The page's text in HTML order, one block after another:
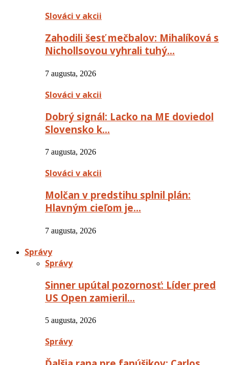
Slováci v akcii
Zahodili šesť mečbalov: Mihalíková s
Nichollsovou vyhrali tuhý…
7 augusta, 2026
Slováci v akcii
Dobrý signál: Lacko na ME doviedol
Slovensko k…
7 augusta, 2026
Slováci v akcii
Molčan v predstihu splnil plán:
Hlavným cieľom je…
7 augusta, 2026
Správy
Správy
Sinner upútal pozornosť: Líder pred
US Open zamieril…
5 augusta, 2026
Správy